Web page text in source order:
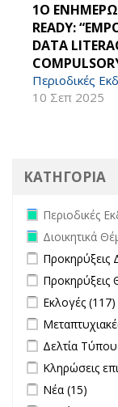
1O
READY:
DATA
Περιοδικές
10 Σεπ 2025
ΚΑΤΗΓΟΡΙΑ
Remove
Περιοδικές
Remove
Διοικητικά
ApplyΠροκηρύξεις
ApplyΠροκηρύξεις
Apply Εκλογές
Εκλογές (117)
Apply
Apply Δελτία
Δελτία
ApplyΚληρώσεις
Apply Νέα filter
Νέα (15)